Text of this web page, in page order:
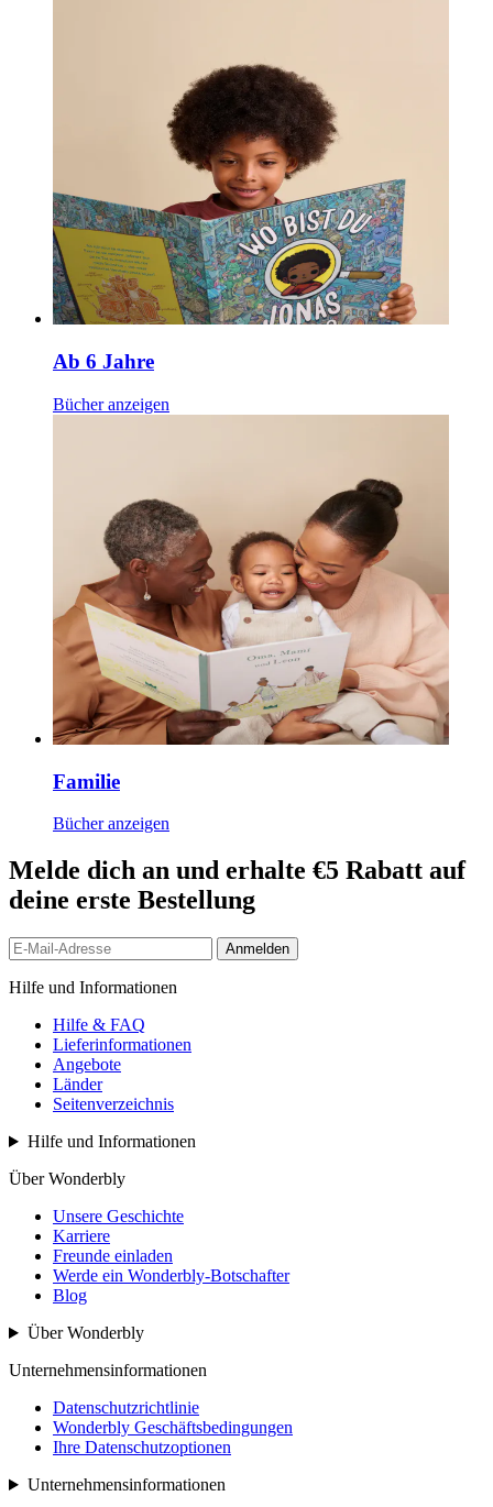
Ab 6 Jahre
Bücher anzeigen
Familie
Bücher anzeigen
Melde dich an und erhalte €5 Rabatt auf
deine erste Bestellung
Anmelden
Hilfe und Informationen
Hilfe & FAQ
Lieferinformationen
Angebote
Länder
Seitenverzeichnis
Hilfe und Informationen
Über Wonderbly
Unsere Geschichte
Karriere
Freunde einladen
Werde ein Wonderbly-Botschafter
Blog
Über Wonderbly
Unternehmensinformationen
Datenschutzrichtlinie
Wonderbly Geschäftsbedingungen
Ihre Datenschutzoptionen
Unternehmensinformationen